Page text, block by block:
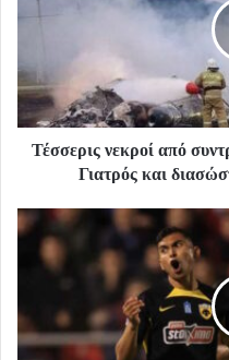
Τέσσερις νεκροί από
Γιατρός και